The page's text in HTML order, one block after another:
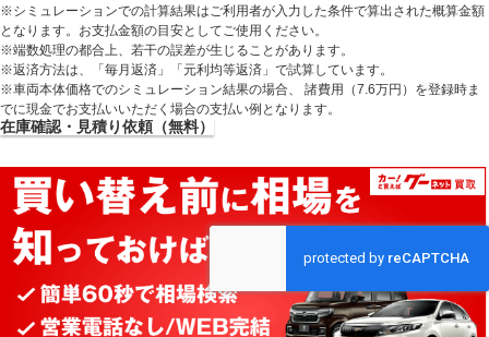
※シミュレーションでの計算結果はご利用者が入力した条件で算出された概算金額
となります。お支払金額の目安としてご使用ください。
※端数処理の都合上、若干の誤差が生じることがあります。
※返済方法は、「毎月返済」「元利均等返済」で試算しています。
※車両本体価格でのシミュレーション結果の場合、 諸費用（7.6万円）を登録時ま
でに現金でお支払いいただく場合の支払い例となります。
在庫確認・見積り依頼（無料）